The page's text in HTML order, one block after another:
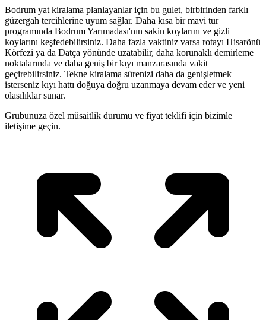
Bodrum yat kiralama planlayanlar için bu gulet, birbirinden farklı
güzergah tercihlerine uyum sağlar. Daha kısa bir mavi tur
programında Bodrum Yarımadası'nın sakin koylarını ve gizli
koylarını keşfedebilirsiniz. Daha fazla vaktiniz varsa rotayı Hisarönü
Körfezi ya da Datça yönünde uzatabilir, daha korunaklı demirleme
noktalarında ve daha geniş bir kıyı manzarasında vakit
geçirebilirsiniz. Tekne kiralama sürenizi daha da genişletmek
isterseniz kıyı hattı doğuya doğru uzanmaya devam eder ve yeni
olasılıklar sunar.
Grubunuza özel müsaitlik durumu ve fiyat teklifi için bizimle
iletişime geçin.